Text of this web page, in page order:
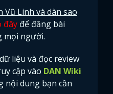
Vũ Linh và dàn sao
đây để đăng bài
mọi người.
liệu và đọc review
cập vào DAN Wiki
nội dung bạn cần